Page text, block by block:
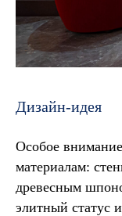
Дизайн-идея
Особое
материалам:
древесным
элитный статус